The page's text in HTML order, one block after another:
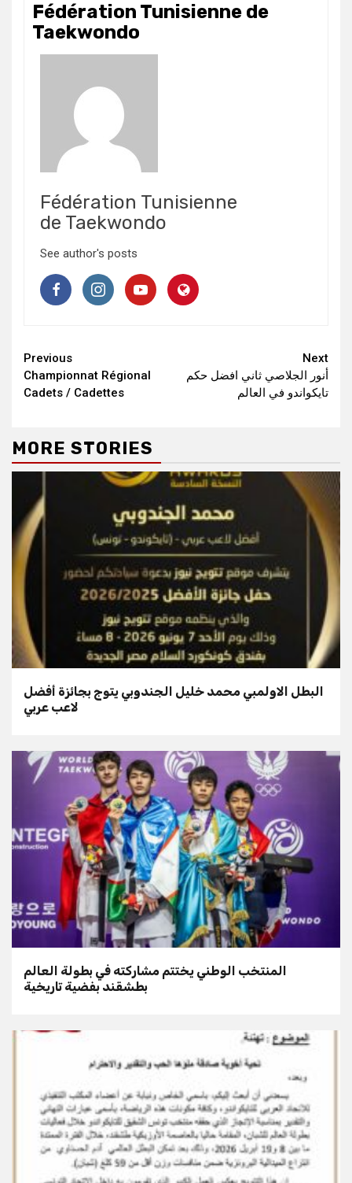
Fédération Tunisienne de
Taekwondo
Fédération Tunisienne
de Taekwondo
See author's posts
Continue
Reading
Previous
Championnat Régional
Cadets / Cadettes
Next
أنور الجلاصي ثاني افضل حكم
تايكواندو في العالم
MORE STORIES
البطل الاولمبي محمد خليل الجندوبي يتوج بجائزة أفضل
لاعب عربي
المنتخب الوطني يختتم مشاركته في بطولة العالم
بطشقند بفضية تاريخية